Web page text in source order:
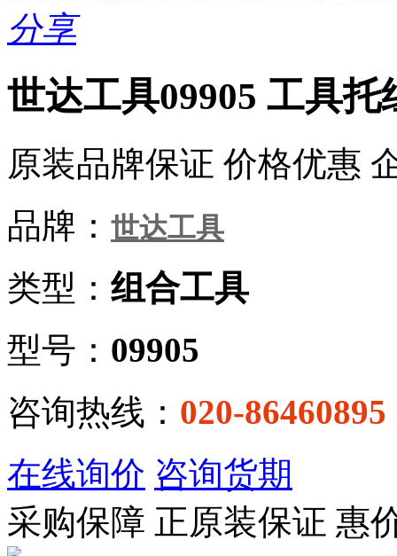
分享
世达工具09905 工具
原装品牌保证 价格优惠
品牌： 世达工具
类型： 组合工具
型号： 09905
咨询热线： 020-86460895
在线询价 咨询货期
采购保障 正原装保证 惠